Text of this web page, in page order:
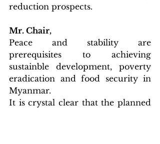
reduction prospects.
Mr. Chair,
Peace and stability are
prerequisites to achieving
sustainble development, poverty
eradication and food security in
Myanmar.
It is crystal clear that the planned